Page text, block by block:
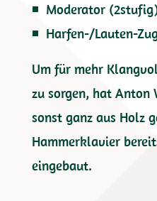
Moderator
Harfen-/Lauten-
Um für mehr
zu sorgen, hat Anton
sonst ganz aus Holz
Hammerklavier
eingebaut.